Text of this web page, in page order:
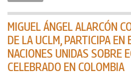
MIGUEL ÁNGEL ALARCÓN
DE LA UCLM, PARTICIPA EN
NACIONES UNIDAS SOBRE
CELEBRADO EN COLOMBIA